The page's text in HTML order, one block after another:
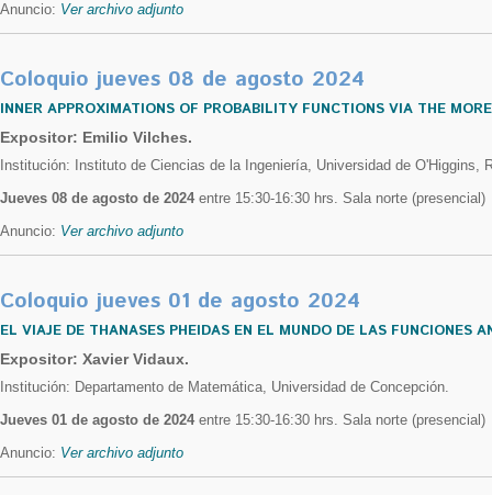
Anuncio: Ver archivo adjunto
Coloquio jueves 08 de agosto 2024
INNER APPROXIMATIONS OF PROBABILITY FUNCTIONS VIA THE
Expositor: Emilio Vilches.
Institución: Instituto de Ciencias de la Ingeniería, Universidad de O'Higgins,
Jueves 08 de agosto de 2024 entre 15:30-16:30 hrs. Sala norte (presencial)
Anuncio: Ver archivo adjunto
Coloquio jueves 01 de agosto 2024
EL VIAJE DE THANASES PHEIDAS EN EL MUNDO DE LAS FUNCIONES
Expositor: Xavier Vidaux.
Institución: Departamento de Matemática, Universidad de Concepción.
Jueves 01 de agosto de 2024 entre 15:30-16:30 hrs. Sala norte (presencial)
Anuncio: Ver archivo adjunto